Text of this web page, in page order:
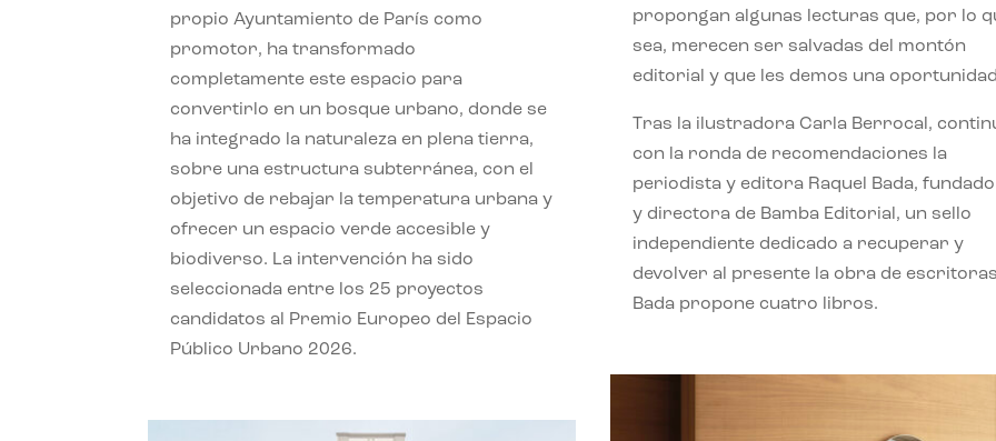
propio Ayuntamiento de París como
promotor, ha transformado
completamente este espacio para
convertirlo en un bosque urbano, donde se
ha integrado la naturaleza en plena tierra,
sobre una estructura subterránea, con el
objetivo de rebajar la temperatura urbana y
ofrecer un espacio verde accesible y
biodiverso. La intervención ha sido
seleccionada entre los 25 proyectos
candidatos al Premio Europeo del Espacio
Público Urbano 2026.
propongan algunas lecturas que, por lo
sea, merecen ser salvadas del montón
editorial y que les demos una
Tras la ilustradora Carla Berrocal,
con la ronda de recomendaciones la
periodista y editora Raquel Bada,
y directora de Bamba Editorial, un sello
independiente dedicado a recuperar y
devolver al presente la obra de
Bada propone cuatro libros.